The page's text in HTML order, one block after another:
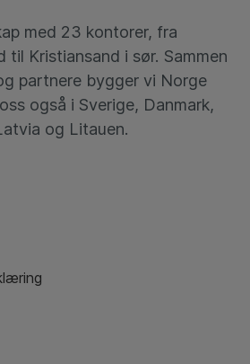
med 23 kontorer, fra
til Kristiansand i sør. Sammen
partnere bygger vi Norge
også i Sverige, Danmark,
og Litauen.